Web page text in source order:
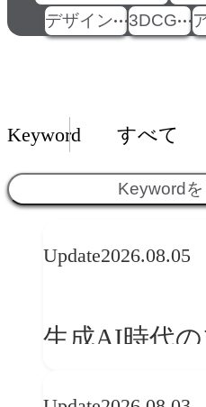
デザイン
3DCG
Insights一覧
Keyword すべて
Keywordを
Update2026.08.05
生成AI時代